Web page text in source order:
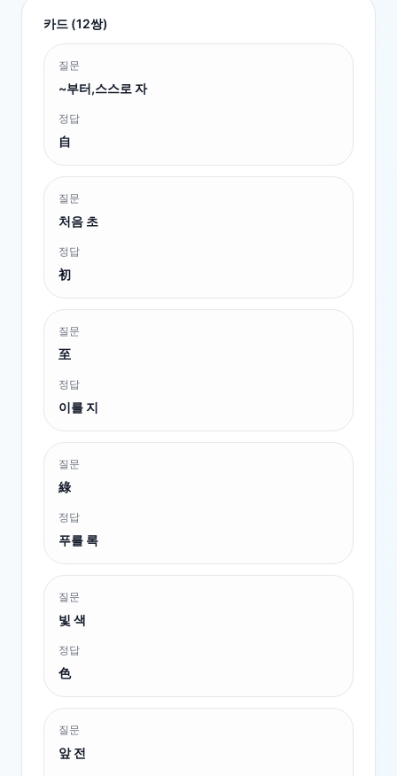
카드 (12쌍)
질문
~부터,스스로 자
정답
自
질문
처음 초
정답
初
질문
至
정답
이를 지
질문
綠
정답
푸를 록
질문
빛 색
정답
色
질문
앞 전